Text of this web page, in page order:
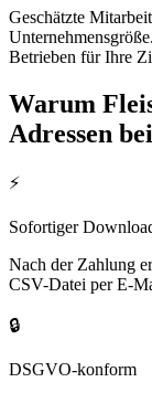
Geschätzte
Betrieben für Ihre
Warum
Adressen
⚡
Sofortiger
Nach der Zahlung
CSV-Datei per E-
🔒
DSGVO-konform